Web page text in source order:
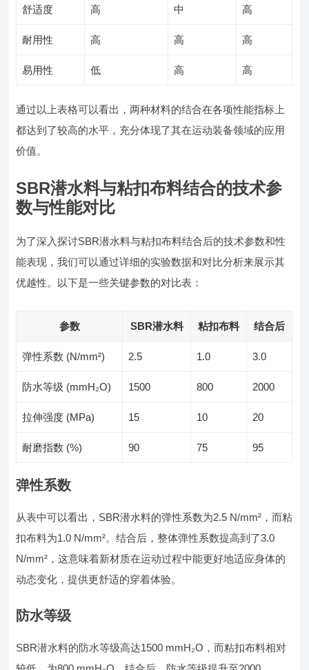
舒适度 高 中 高
耐用性 高 高 高
易用性 低 高 高
通过以上表格可以看出，两种材料的结合在各项性能指标上
都达到了较高的水平，充分体现了其在运动装备领域的应用
价值。
SBR潜水料与粘扣布料结合的技术参
数与性能对比
为了深入探讨SBR潜水料与粘扣布料结合后的技术参数和性
能表现，我们可以通过详细的实验数据和对比分析来展示其
优越性。以下是一些关键参数的对比表：
参数 SBR潜水料 粘扣布料 结合后
弹性系数 (N/mm²) 2.5 1.0 3.0
防水等级 (mmH₂O) 1500 800 2000
拉伸强度 (MPa) 15 10 20
耐磨指数 (%) 90 75 95
弹性系数
从表中可以看出，SBR潜水料的弹性系数为2.5 N/mm²，而粘
扣布料为1.0 N/mm²。结合后，整体弹性系数提高到了3.0
N/mm²，这意味着新材质在运动过程中能更好地适应身体的
动态变化，提供更舒适的穿着体验。
防水等级
SBR潜水料的防水等级高达1500 mmH₂O，而粘扣布料相对